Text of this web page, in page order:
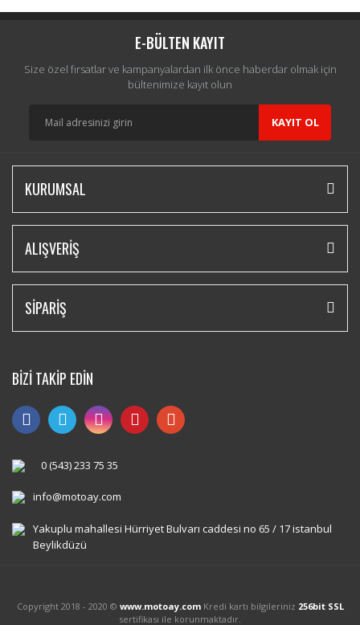
E-BÜLTEN KAYIT
Size özel fırsatlar ve kampanyalardan ilk önce haberdar olmak için
bültenimize kayıt olun
KAYIT OL
KURUMSAL
ALIŞVERİŞ
SİPARİŞ
BİZİ TAKİP EDİN
0 (543) 233 75 35
info@motoay.com
Yakuplu mahallesi Hürriyet Bulvarı caddesi no 65 / 17 istanbul
Beylikdüzü
Copyright 2018 - 2020 © www.motoay.comKredi kartı bilgileriniz 256bit SSL
sertifikası ile korunmaktadır.